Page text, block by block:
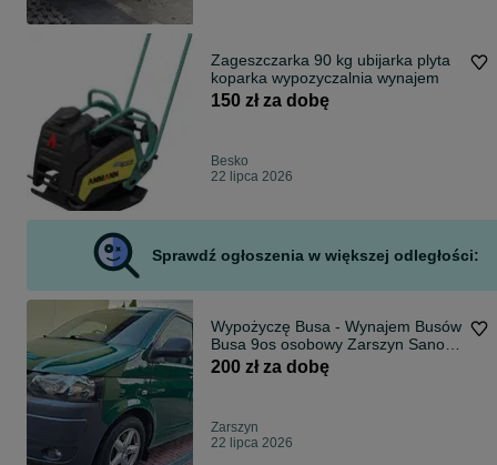
Zageszczarka 90 kg ubijarka plyta
koparka wypozyczalnia wynajem
150 zł za dobę
Besko
22 lipca 2026
Sprawdź ogłoszenia w większej odległości:
Wypożyczę Busa - Wynajem Busów
Busa 9os osobowy Zarszyn Sanok
200 zł
200 zł za dobę
Zarszyn
22 lipca 2026